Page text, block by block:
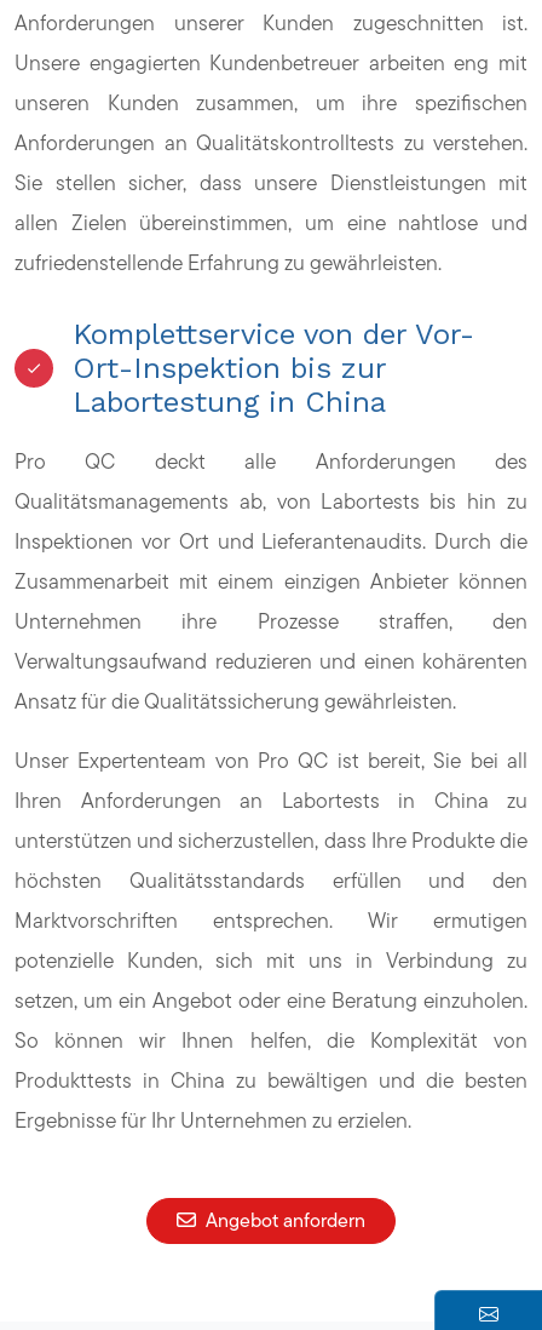
Anforderungen unserer Kunden zugeschnitten ist.
Unsere engagierten Kundenbetreuer arbeiten eng mit
unseren Kunden zusammen, um ihre spezifischen
Anforderungen an Qualitätskontrolltests zu verstehen.
Sie stellen sicher, dass unsere Dienstleistungen mit
allen Zielen übereinstimmen, um eine nahtlose und
zufriedenstellende Erfahrung zu gewährleisten.
Komplettservice von der Vor-
Ort-Inspektion bis zur
Labortestung in China
Pro QC deckt alle Anforderungen des
Qualitätsmanagements ab, von Labortests bis hin zu
Inspektionen vor Ort und Lieferantenaudits. Durch die
Zusammenarbeit mit einem einzigen Anbieter können
Unternehmen ihre Prozesse straffen, den
Verwaltungsaufwand reduzieren und einen kohärenten
Ansatz für die Qualitätssicherung gewährleisten.
Unser Expertenteam von Pro QC ist bereit, Sie bei all
Ihren Anforderungen an Labortests in China zu
unterstützen und sicherzustellen, dass Ihre Produkte die
höchsten Qualitätsstandards erfüllen und den
Marktvorschriften entsprechen. Wir ermutigen
potenzielle Kunden, sich mit uns in Verbindung zu
setzen, um ein Angebot oder eine Beratung einzuholen.
So können wir Ihnen helfen, die Komplexität von
Produkttests in China zu bewältigen und die besten
Ergebnisse für Ihr Unternehmen zu erzielen.
Angebot anfordern